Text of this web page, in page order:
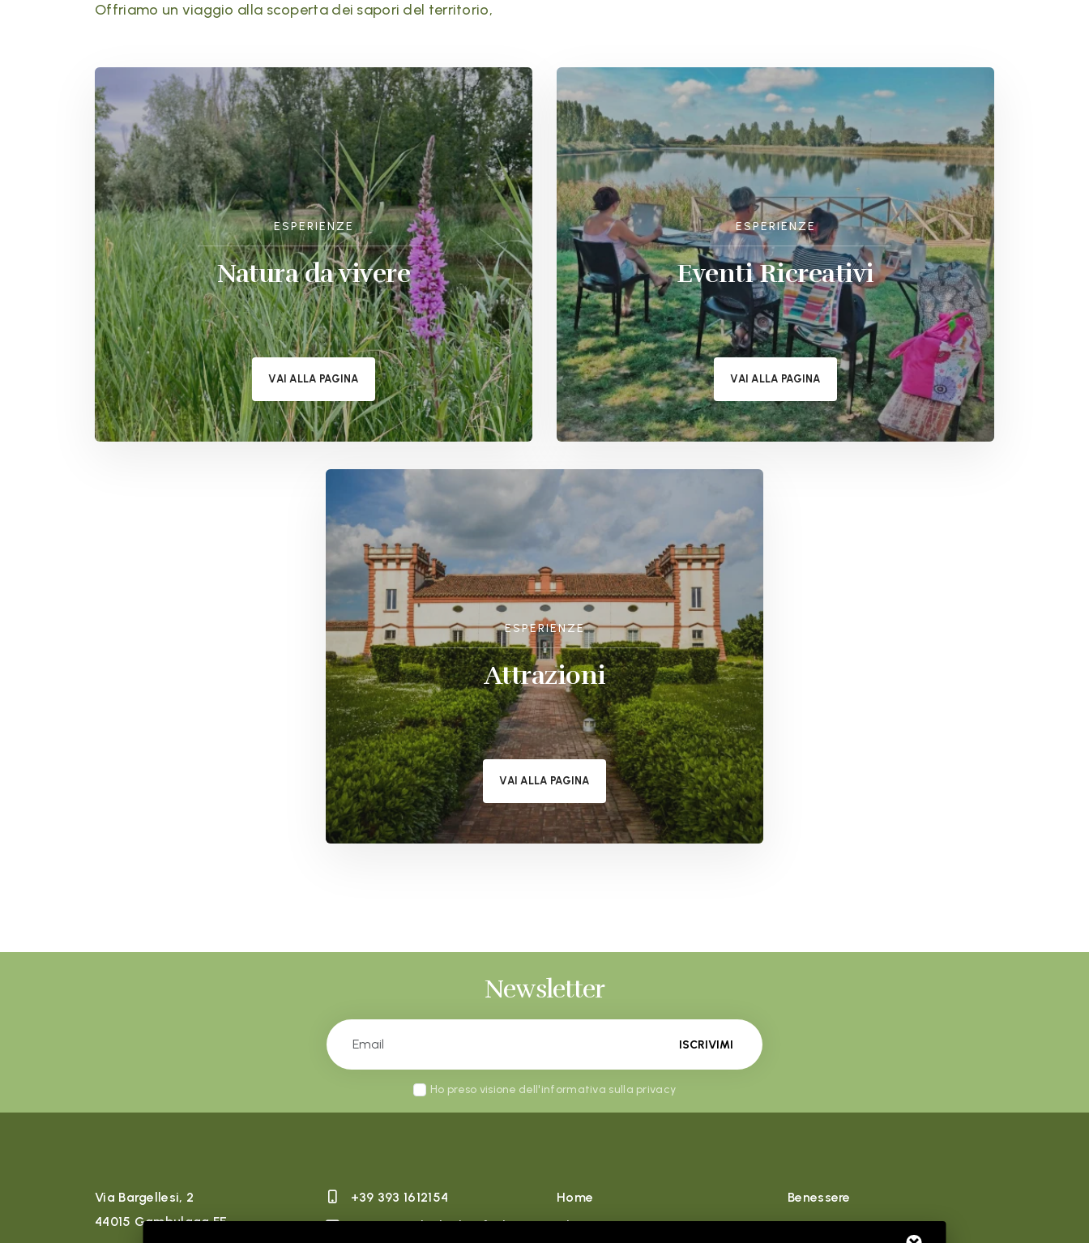
Offriamo un viaggio alla scoperta dei sapori del territorio,
ESPERIENZE
Natura da vivere
VAI ALLA PAGINA
ESPERIENZE
Eventi Ricreativi
VAI ALLA PAGINA
ESPERIENZE
Attrazioni
VAI ALLA PAGINA
Newsletter
ISCRIVIMI
Ho preso visione dell'informativa sulla privacy
Via Bargellesi, 2
44015 Gambulaga FE
+39 393 1612154
reception.duelaghi@f-gh.it
Home
Chi siamo
Benessere
Sport